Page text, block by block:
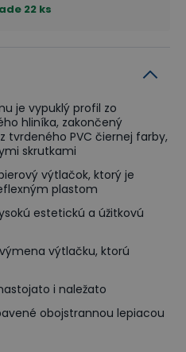
22 ks
je vypuklý profil zo
hliníka, zakončený
tvrdeného PVC čiernej farby,
skrutkami
výtlačok, ktorý je
plastom
estetickú a úžitkovú
výtlačku, ktorú
i naležato
obojstrannou lepiacou